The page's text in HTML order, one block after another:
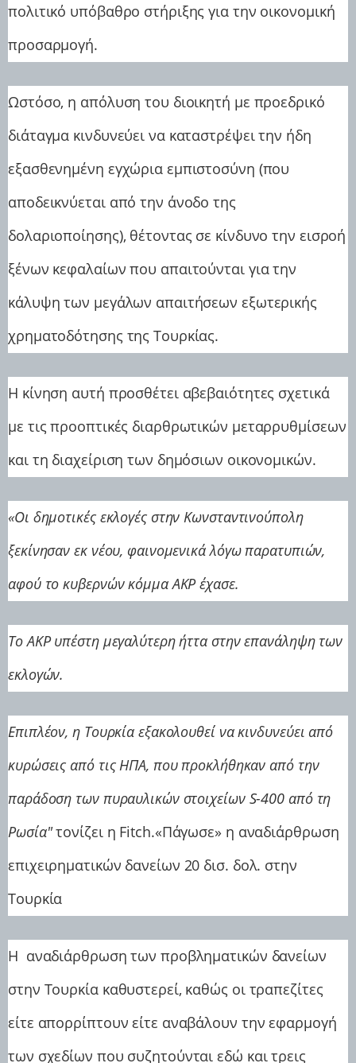
πολιτικό υπόβαθρο στήριξης για την οικονομική
προσαρμογή.
Ωστόσο, η απόλυση του διοικητή με προεδρικό
διάταγμα κινδυνεύει να καταστρέψει την ήδη
εξασθενημένη εγχώρια εμπιστοσύνη (που
αποδεικνύεται από την άνοδο της
δολαριοποίησης), θέτοντας σε κίνδυνο την εισροή
ξένων κεφαλαίων που απαιτούνται για την
κάλυψη των μεγάλων απαιτήσεων εξωτερικής
χρηματοδότησης της Τουρκίας.
Η κίνηση αυτή προσθέτει αβεβαιότητες σχετικά
με τις προοπτικές διαρθρωτικών μεταρρυθμίσεων
και τη διαχείριση των δημόσιων οικονομικών.
«Οι δημοτικές εκλογές στην Κωνσταντινούπολη
ξεκίνησαν εκ νέου, φαινομενικά λόγω παρατυπιών,
αφού το κυβερνών κόμμα AKP έχασε.
Το AKP υπέστη μεγαλύτερη ήττα στην επανάληψη των
εκλογών.
Επιπλέον, η Τουρκία εξακολουθεί να κινδυνεύει από
κυρώσεις από τις ΗΠΑ, που προκλήθηκαν από την
παράδοση των πυραυλικών στοιχείων S-400 από τη
Ρωσία"τονίζει η Fitch.«Πάγωσε» η αναδιάρθρωση
επιχειρηματικών δανείων 20 δισ. δολ. στην
Τουρκία
Η αναδιάρθρωση των προβληματικών δανείων
στην Τουρκία καθυστερεί, καθώς οι τραπεζίτες
είτε απορρίπτουν είτε αναβάλουν την εφαρμογή
των σχεδίων που συζητούνται εδώ και τρεις